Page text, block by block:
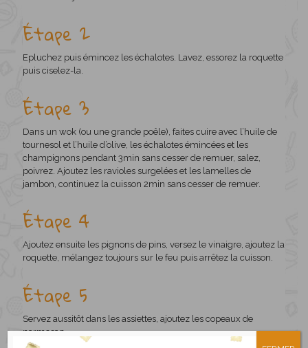
Étape 2
Epluchez puis émincez les échalotes. Lavez, essorez la roquette
puis ciselez-la.
Étape 3
Dans un wok (ou une grande poêle), faites cuire avec l’huile de
tournesol et l’huile d’olive, les échalotes émincées et les
champignons pendant 3min sans cesser de remuer, salez,
poivrez. Ajoutez les ravioles surgelées et les lamelles de
jambon, continuez la cuisson 2min sans cesser de remuer.
Étape 4
Ajoutez ensuite les pignons de pins, versez le vinaigre, ajoutez la
roquette, mélangez toujours sur le feu puis arrêtez la cuisson.
Étape 5
Servez aussitôt dans les assiettes, ajoutez les copeaux de
parmesan.